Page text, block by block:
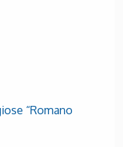
“Romano